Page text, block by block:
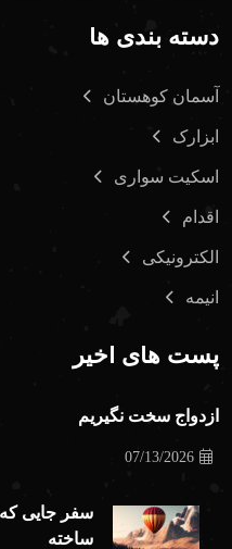
دسته بندی ها
آسمان کوهستان
ابزارک
اسکیت سواری
اقدام
الکترونیکی
انیمه
پست های اخیر
ازدواج سخت نگیریم
07/13/2026
سفر جایی
ساخته